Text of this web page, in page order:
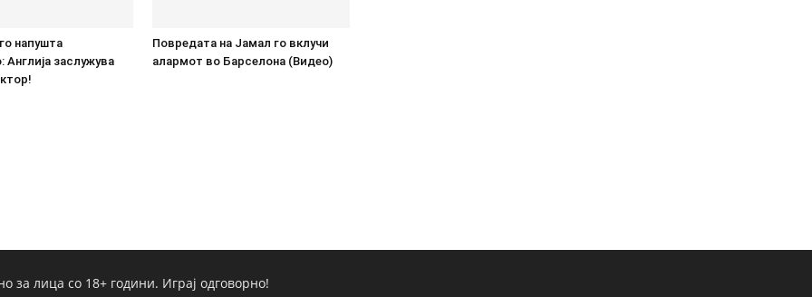
напушта
заслужува
Повредата на Јамал го вклучи
алармот во Барселона (Видео)
за лица со 18+ години. Играј одговорно!